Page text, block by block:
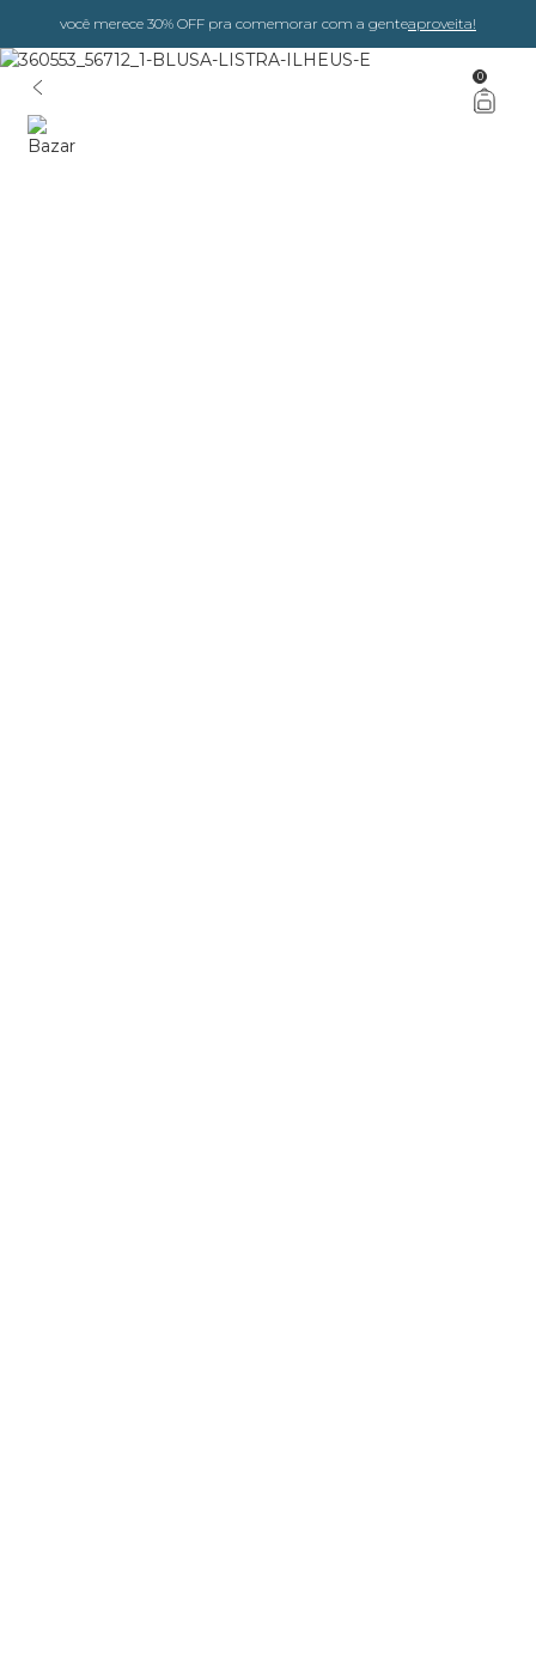
você merece 30% OFF pra comemorar com a genteaproveita!
0